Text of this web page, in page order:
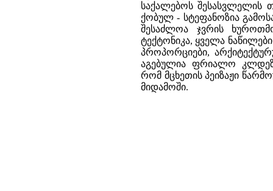
საქალებოს შესასვლელის
ქობულ - სტეფანოზია
შესაძლოა ჯვრის
ტექტონიკა, ყველა
პროპორციები,
აგებულია ფრიალო
რომ მცხეთის პეიზაჟი
მიდამოში.